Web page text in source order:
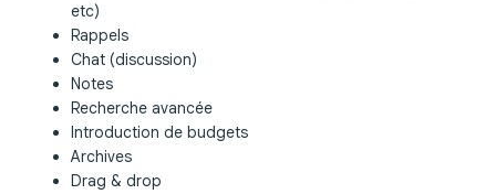
etc)
Rappels
Chat (discussion)
Notes
Recherche avancée
Introduction de budgets
Archives
Drag & drop